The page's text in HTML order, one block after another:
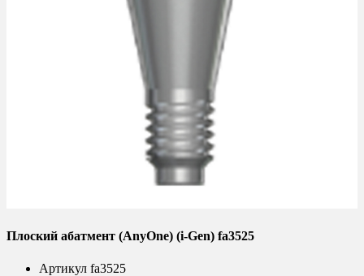
Плоский абатмент (AnyOne) (i-Gen) fa3525
Артикул fa3525